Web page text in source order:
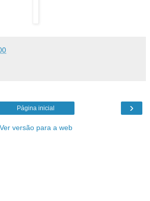
›
Página inicial
Ver versão para a web